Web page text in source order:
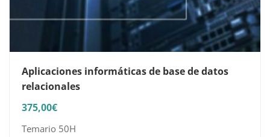
Aplicaciones informáticas de base de datos
relacionales
375,00€
Temario 50H